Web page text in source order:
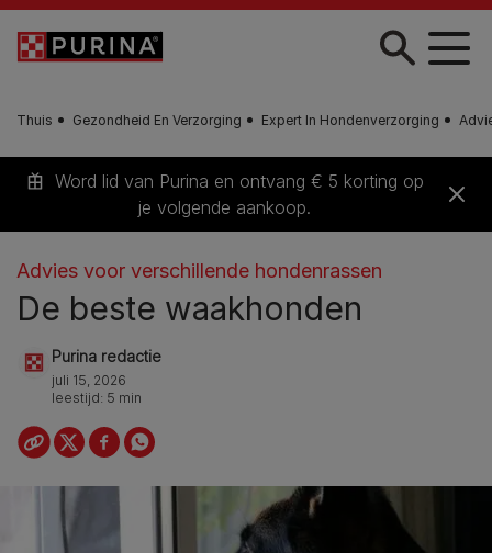
Skip to main content
Thuis Gezondheid En Verzorging Expert In Hondenverzorging
Word lid van Purina en ontvang € 5 korting op
je volgende aankoop.
Advies voor verschillende hondenrassen
De beste waakhonden
Purina redactie
juli 15, 2026
leestijd: 5 min